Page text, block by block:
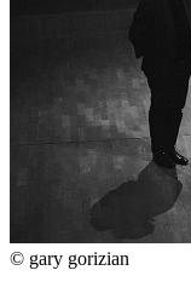
© gary gorizian